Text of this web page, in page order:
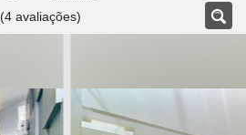
(4 avaliações)